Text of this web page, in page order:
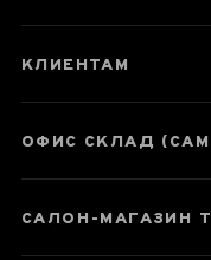
Чай
Паспорт товара
КЛИЕНТАМ
ОФИС СКЛАД
САЛОН-МАГАЗИН